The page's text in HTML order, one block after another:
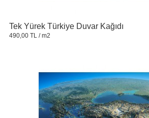
Tek Yürek Türkiye Duvar Kağıdı
490,00 TL / m2